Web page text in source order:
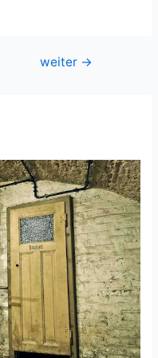
weiter →